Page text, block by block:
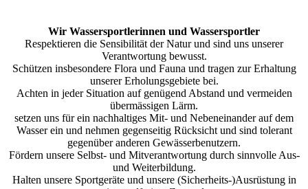
Wir Wassersportlerinnen und Wassersportler
Respektieren die Sensibilität der Natur und sind uns unserer
Verantwortung bewusst.
Schützen insbesondere Flora und Fauna und tragen zur Erhaltung
unserer Erholungsgebiete bei.
Achten in jeder Situation auf genügend Abstand und vermeiden
übermässigen Lärm.
setzen uns für ein nachhaltiges Mit- und Nebeneinander auf dem
Wasser ein und nehmen gegenseitig Rücksicht und sind tolerant
gegenüber anderen Gewässerbenutzern.
Fördern unsere Selbst- und Mitverantwortung durch sinnvolle Aus-
und Weiterbildung.
Halten unsere Sportgeräte und unsere (Sicherheits-)Ausrüstung in